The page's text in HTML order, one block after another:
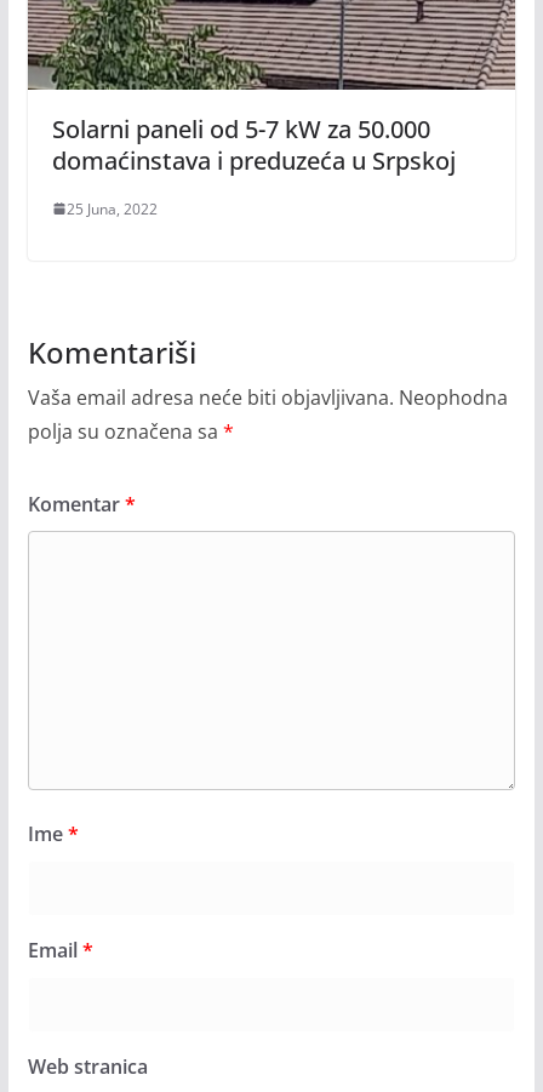
Solarni paneli od 5-7 kW za 50.000
domaćinstava i preduzeća u Srpskoj
25 Juna, 2022
Komentariši
Vaša email adresa neće biti objavljivana. Neophodna
polja su označena sa *
Komentar*
Ime*
Email*
Web stranica